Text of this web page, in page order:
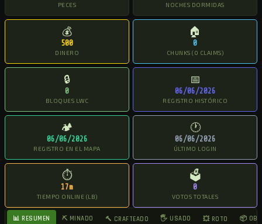
PECES NOCHES DORMIDAS
💰
500
DINERO
🏠
0
CHUNKS (0 CLAIMS)
🔒
0
BLOQUES LWC
📅
06/06/2026
REGISTRO HISTÓRICO
🏕
06/06/2026
REGISTRO EN EL MAPA
🕐
06/06/2026
ÚLTIMO LOGIN
⏱
17m
TIEMPO ONLINE (LB)
🗳
0
VOTOS TOTALES
📊 RESUMEN ⛏ MINADO 🔨 CRAFTEADO 🖐 USADO 💥 ROTO 📦